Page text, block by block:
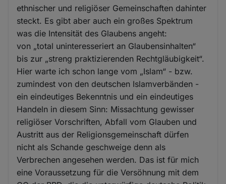
ethnischer und religiöser Gemeinschaften dahinter
steckt. Es gibt aber auch ein großes Spektrum
was die Intensität des Glaubens angeht:
von „total uninteresseriert an Glaubensinhalten“
bis zur „streng praktizierenden Rechtgläubigkeit“.
Hier warte ich schon lange vom „Islam“ - bzw.
zumindest von den deutschen Islamverbänden -
ein eindeutiges Bekenntnis und ein eindeutiges
Handeln in diesem Sinn: Missachtung gewisser
religiöser Vorschriften, Abfall vom Glauben und
Austritt aus der Religionsgemeinschaft dürfen
nicht als Schande geschweige denn als
Verbrechen angesehen werden. Das ist für mich
eine Voraussetzung für die Versöhnung mit dem